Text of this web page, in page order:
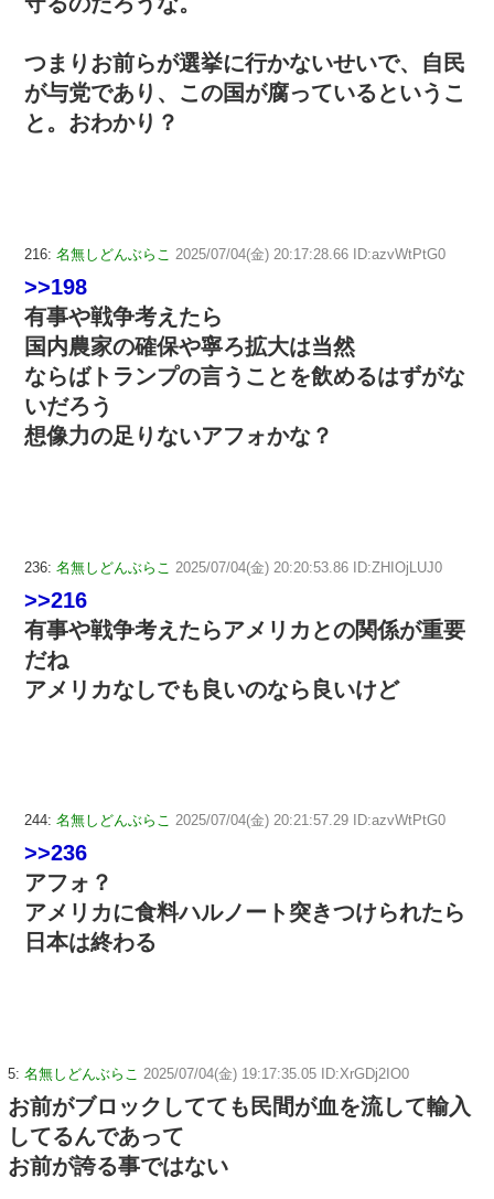
つまりお前らが選挙に行かないせいで、自民
が与党であり、この国が腐っているというこ
と。おわかり？
216: 名無しどんぶらこ 2025/07/04(金) 20:17:28.66 ID:azvWtPtG0
>>198
有事や戦争考えたら
国内農家の確保や寧ろ拡大は当然
ならばトランプの言うことを飲めるはずがな
いだろう
想像力の足りないアフォかな？
236: 名無しどんぶらこ 2025/07/04(金) 20:20:53.86 ID:ZHIOjLUJ0
>>216
有事や戦争考えたらアメリカとの関係が重要
だね
アメリカなしでも良いのなら良いけど
244: 名無しどんぶらこ 2025/07/04(金) 20:21:57.29 ID:azvWtPtG0
>>236
アフォ？
アメリカに食料ハルノート突きつけられたら
日本は終わる
5: 名無しどんぶらこ 2025/07/04(金) 19:17:35.05 ID:XrGDj2IO0
お前がブロックしてても民間が血を流して輸入
してるんであって
お前が誇る事ではない